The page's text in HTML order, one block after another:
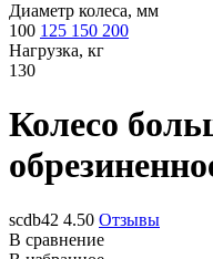
Диаметр колеса, мм
100 125 150 200
Нагрузка, кг
130
Колесо
scdb42 4.50 Отзывы
В сравнение